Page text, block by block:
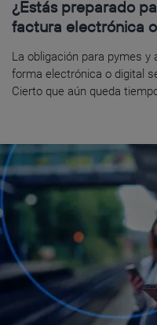
¿Estás preparado
factura electrónica
La obligación para pymes
forma electrónica o digital
Cierto que aún queda